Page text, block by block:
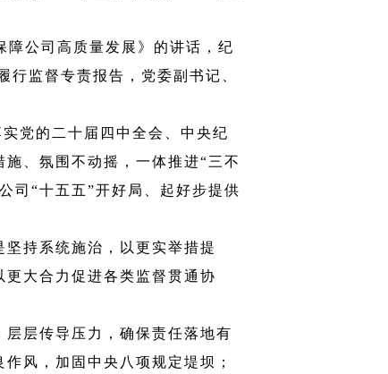
公司高质量发展》的讲话，纪
监督专责报告，党委副书记、
党的二十届四中全会、中央纪
、氛围不动摇，一体推进“三不
司“十五五”开好局、起好步提供
持系统施治，以更实举措提
大合力促进各类监督贯通协
层传导压力，确保责任落地有
风，加固中央八项规定堤坝；